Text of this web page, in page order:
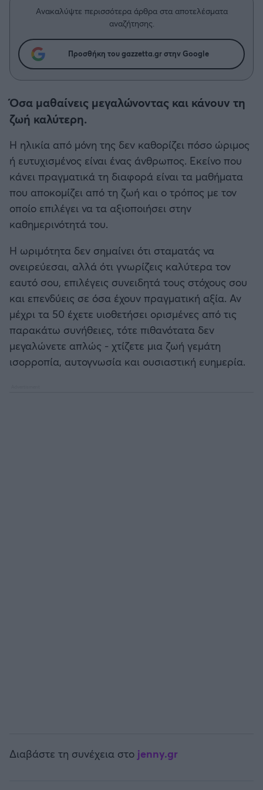
Άρης
Λεβαδειακός
ΟΦΗ
Βόλος
Ατρόμητος Αθηνών
Κηφισιά
Αστέρας Τρίπολης
Καλαμάτα
Ηρακλής
Μπαρτσελόνα
Ρεάλ Μαδρίτης
Συνεντεύξεις
Μια Ιστορία από την Πόλη
Ανακαλύψτε περισσότερα άρθρα στα αποτελέσματα
αναζήτησης.
Προσθήκη του gazzetta.gr στην Google
Όσα μαθαίνεις μεγαλώνοντας και κάνουν τη
ζωή καλύτερη.
Η ηλικία από μόνη της δεν καθορίζει πόσο ώριμος
ή ευτυχισμένος είναι ένας άνθρωπος. Εκείνο που
κάνει πραγματικά τη διαφορά είναι τα μαθήματα
που αποκομίζει από τη ζωή και ο τρόπος με τον
οποίο επιλέγει να τα αξιοποιήσει στην
καθημερινότητά του.
Η ωριμότητα δεν σημαίνει ότι σταματάς να
ονειρεύεσαι, αλλά ότι γνωρίζεις καλύτερα τον
εαυτό σου, επιλέγεις συνειδητά τους στόχους σου
και επενδύεις σε όσα έχουν πραγματική αξία. Αν
μέχρι τα 50 έχετε υιοθετήσει ορισμένες από τις
παρακάτω συνήθειες, τότε πιθανότατα δεν
μεγαλώνετε απλώς - χτίζετε μια ζωή γεμάτη
ισορροπία, αυτογνωσία και ουσιαστική ευημερία.
Διαβάστε τη συνέχεια στο jenny.gr